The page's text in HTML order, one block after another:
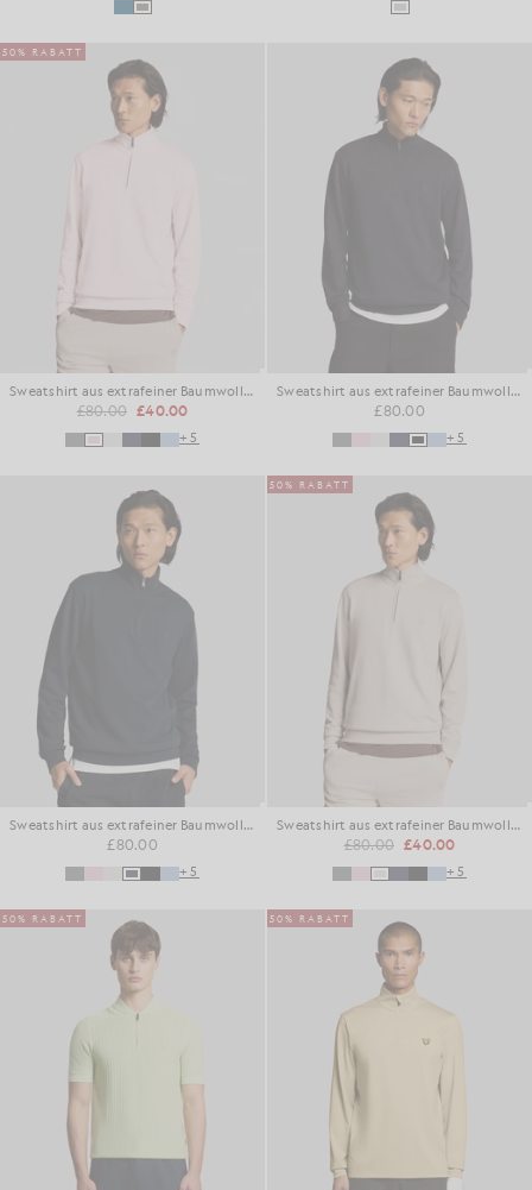
50% RABATT
Sweatshirt aus extrafeiner Baumwolle mit 1/4-Reißverschluss
£80.00 £40.00
+5
Sweatshirt aus extrafeiner Baumwolle mit 1/4-Reißverschluss
£80.00
+5
Sweatshirt aus extrafeiner Baumwolle mit 1/4-Reißverschluss
£80.00
+5
50% RABATT
Sweatshirt aus extrafeiner Baumwolle mit 1/4-Reißverschluss
£80.00 £40.00
+5
50% RABATT 50% RABATT